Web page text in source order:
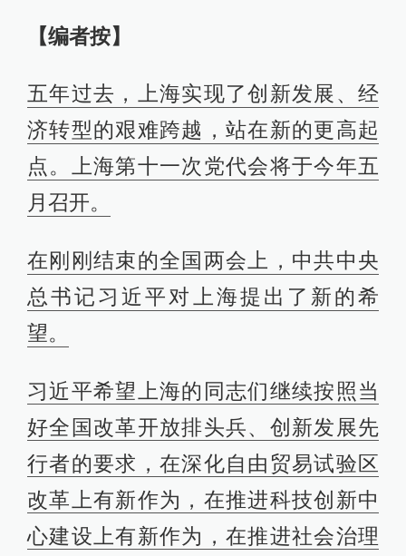
【编者按】
五年过去，上海实现了创新发展、经
济转型的艰难跨越，站在新的更高起
点。上海第十一次党代会将于今年五
月召开。
在刚刚结束的全国两会上，中共中央
总书记习近平对上海提出了新的希
望。
习近平希望上海的同志们继续按照当
好全国改革开放排头兵、创新发展先
行者的要求，在深化自由贸易试验区
改革上有新作为，在推进科技创新中
心建设上有新作为，在推进社会治理